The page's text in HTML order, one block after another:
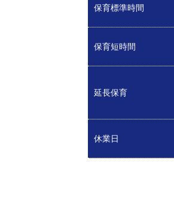
保育標準時間
保育短時間
延長保育
休業日